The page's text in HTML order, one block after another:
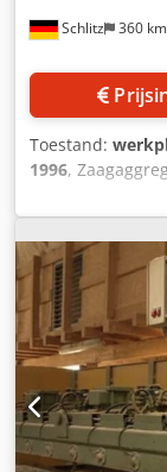
Schlitz 360 km
Toestand:
1996,
Dcodezdiulspfx
Zaaghoogte 370
momenteel in